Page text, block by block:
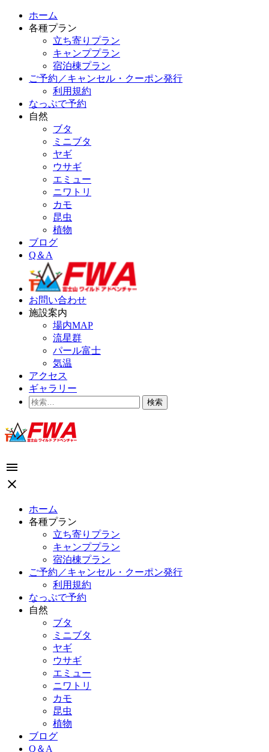
ホーム
各種プラン
立ち寄りプラン
キャンププラン
宿泊棟プラン
ご予約／キャンセル・クーポン発行
利用規約
なっぷで予約
自然
ブタ
ミニブタ
ヤギ
ウサギ
エミュー
ニワトリ
カモ
昆虫
植物
ブログ
Q＆A
お問い合わせ
施設案内
場内MAP
流星群
パール富士
気温
アクセス
ギャラリー
検
menu
close
ホーム
各種プラン
立ち寄りプラン
キャンププラン
宿泊棟プラン
ご予約／キャンセル・クーポン発行
利用規約
なっぷで予約
自然
ブタ
ミニブタ
ヤギ
ウサギ
エミュー
ニワトリ
カモ
昆虫
植物
ブログ
Q＆A